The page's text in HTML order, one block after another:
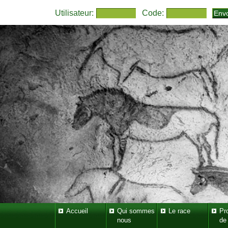
Utilisateur: Code:
Accueil
Qui sommes
nous
Le race